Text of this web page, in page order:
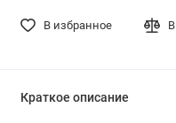
В избранное
Краткое описание